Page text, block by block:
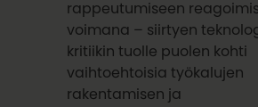
rappeutumiseen
voimana – siirtyen
kritiikin tuolle puolen kohti
vaihtoehtoisia työkalujen
rakentamisen ja